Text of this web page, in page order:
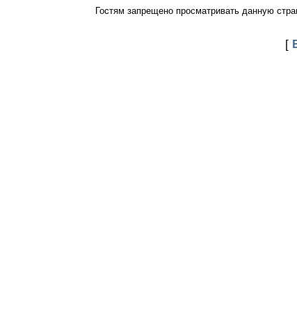
Гостям запрещено просматривать данную
[